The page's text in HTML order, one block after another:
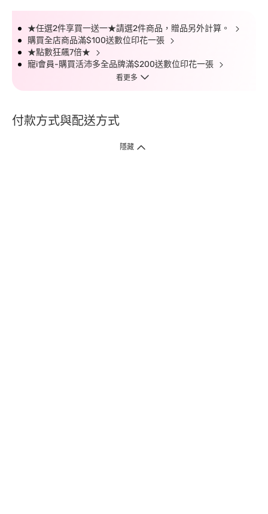
★任選2件享買一送一★請選2件商品，贈品另外計算。
購買全店商品滿$100送數位印花一張
★點數狂飆7倍★
寵i會員-購買活沛多全品牌滿$200送數位印花一張
看更多
付款方式與配送方式
隱藏